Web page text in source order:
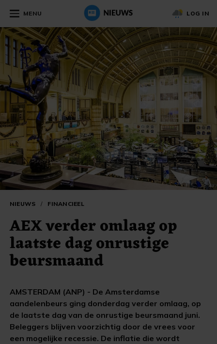
MENU LOG IN
NIEUWS / FINANCIEEL
AEX verder omlaag op
laatste dag onrustige
beursmaand
AMSTERDAM (ANP) - De Amsterdamse
aandelenbeurs ging donderdag verder omlaag, op
de laatste dag van de onrustige beursmaand juni.
Beleggers blijven voorzichtig door de vrees voor
een mogelijke recessie. De inflatie die wordt